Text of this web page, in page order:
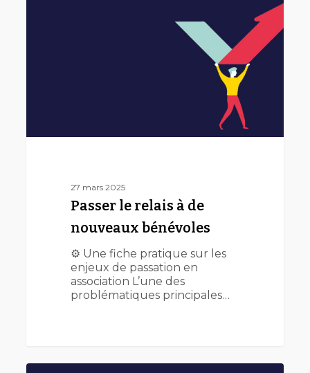
27 mars 2025
Passer le relais à de
nouveaux bénévoles
⚙️ Une fiche pratique sur les
enjeux de passation en
association L’une des
problématiques principales…
Trouver